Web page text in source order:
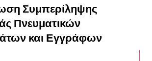
Συμπερίληψης
Πνευματικών
και Εγγράφων